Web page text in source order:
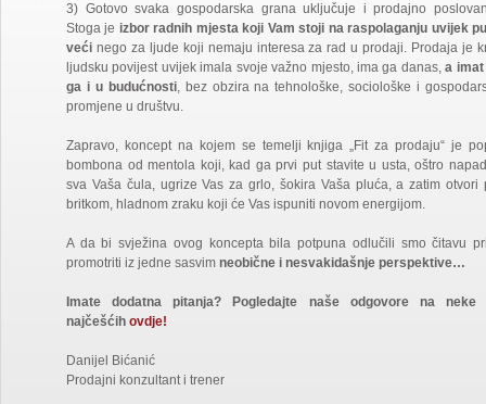
3) Gotovo svaka gospodarska grana uključuje i prodajno
Stoga je izbor radnih mjesta koji Vam stoji na raspolaganju uvijek
veći nego za ljude koji nemaju interesa za rad u prodaji. Prodaja je
ljudsku povijest uvijek imala svoje važno mjesto, ima ga danas,a imat
ga i u budućnosti, bez obzira na tehnološke, sociološke i
promjene u društvu.
Zapravo, koncept na kojem se temelji knjiga „Fit za prodaju“ je
bombona od mentola koji, kad ga prvi put stavite u usta, oštro
sva Vaša čula, ugrize Vas za grlo, šokira Vaša pluća, a zatim otvori
britkom, hladnom zraku koji će Vas ispuniti novom energijom.
A da bi svježina ovog koncepta bila potpuna odlučili smo čitavu
promotriti iz jedne sasvim neobične i nesvakidašnje perspektive…
Imate dodatna pitanja? Pogledajte naše odgovore na neke
najčešćih ovdje!
Danijel Bićanić
Prodajni konzultant i trener